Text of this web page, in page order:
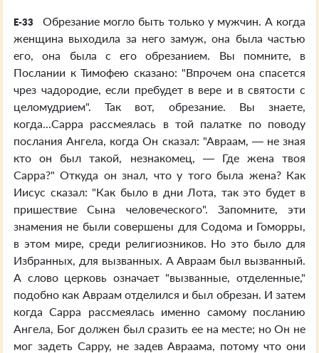
E-33
Обрезание могло быть только у мужчин. А когда
женщина выходила за него замуж, она была частью
его, она была с его обрезанием. Вы помните, в
Послании к Тимофею сказано: "Впрочем она спасется
чрез чадородие, если пребудет в вере и в святости с
целомудрием". Так вот, обрезание. Вы знаете,
когда...Сарра рассмеялась в той палатке по поводу
послания Ангела, когда Он сказал: "Авраам, — не зная
кто он был такой, незнакомец, — Где жена твоя
Сарра?" Откуда он знал, что у того была жена? Как
Иисус сказал: "Как было в дни Лота, так это будет в
пришествие Сына человеческого". Запомните, эти
знамения не были совершены для Содома и Гоморры,
в этом мире, среди религиозников. Но это было для
Избранных, для вызванных. А Авраам был вызванный.
А слово церковь означает "вызванные, отделенные,"
подобно как Авраам отделился и был обрезан. И затем
когда Сарра рассмеялась именно самому посланию
Ангела, Бог должен был сразить ее на месте; но Он не
мог задеть Сарру, не задев Авраама, потому что они